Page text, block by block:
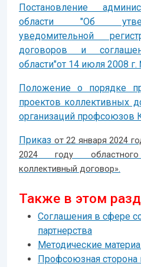
Постановление
области "Об
уведомительной
договоров и
области"от 14 июля 2008
Положение о порядке
проектов коллективных
организаций профсоюзов
Приказ от 22 января 2024
2024 году
коллективный договор».
Также в этом
Соглашения в сфере
партнерства
Методические
Профсоюзная сторона